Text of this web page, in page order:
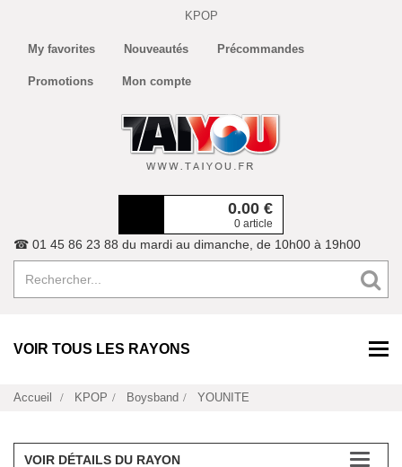
KPOP
My favorites Nouveautés Précommandes
Promotions Mon compte
0.00 €
0 article
☎ 01 45 86 23 88 du mardi au dimanche, de 10h00 à 19h00
VOIR TOUS LES RAYONS
Accueil KPOP Boysband YOUNITE
VOIR DÉTAILS DU RAYON